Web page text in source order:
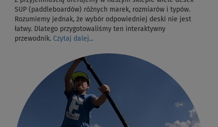
SUP (paddleboardów) różnych marek, rozmiarów i typów.
Rozumiemy jednak, że wybór odpowiedniej deski nie jest
łatwy. Dlatego przygotowaliśmy ten interaktywny
przewodnik. Czytaj dalej...